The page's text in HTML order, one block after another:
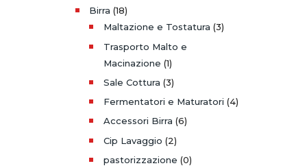
Birra (18)
Maltazione e Tostatura (3)
Trasporto Malto e
Macinazione (1)
Sale Cottura (3)
Fermentatori e Maturatori (4)
Accessori Birra (6)
Cip Lavaggio (2)
pastorizzazione (0)